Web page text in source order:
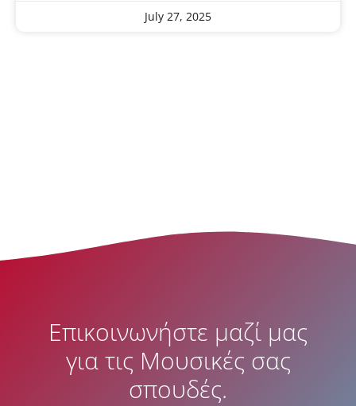
July 27, 2025
Επικοινωνήστε μαζί μας
για τις Μουσικές σας
σπουδές.